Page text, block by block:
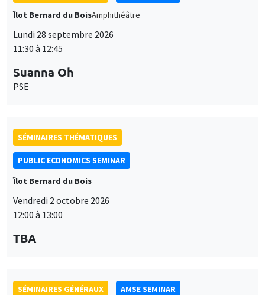
Îlot Bernard du BoisAmphithéâtre
Lundi 28 septembre 2026
11:30 à 12:45
Suanna Oh
PSE
SÉMINAIRES THÉMATIQUES
PUBLIC ECONOMICS SEMINAR
Îlot Bernard du Bois
Vendredi 2 octobre 2026
12:00 à 13:00
TBA
SÉMINAIRES GÉNÉRAUX
AMSE SEMINAR